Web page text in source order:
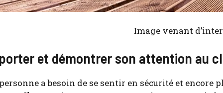
Image venant
et démontrer son attention au
a besoin de se sen­tir en sécu­ri­té et encore